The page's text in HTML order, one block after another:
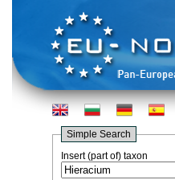
Simple Search
Insert (part of) taxon